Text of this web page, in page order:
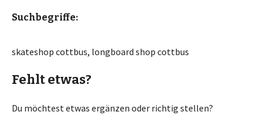
Suchbegriffe:
skateshop cottbus, longboard shop cottbus
Fehlt etwas?
Du möchtest etwas ergänzen oder richtig stellen?